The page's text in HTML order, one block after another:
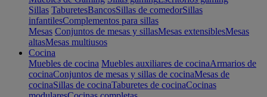
Sillas TaburetesBancosSillas de comedorSillas
infantilesComplementos para sillas
Mesas Conjuntos de mesas y sillasMesas extensiblesMesas
altasMesas multiusos
Cocina
Muebles de cocina Muebles auxiliares de cocinaArmarios de
cocinaConjuntos de mesas y sillas de cocinaMesas de
cocinaSillas de cocinaTaburetes de cocinaCocinas